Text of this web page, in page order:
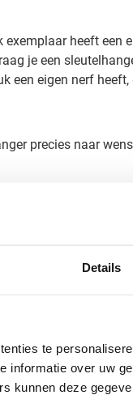
Details
te
informatie over uw
kunnen deze
heeft
je een
een eigen nerf
precies naar
en oogt tijdloos.
gratis digitaal